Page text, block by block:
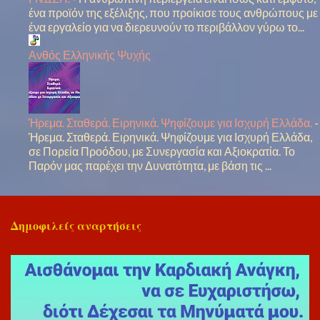
ένα προϊόν της εξέλιξης, που προίκισε τους ανθρώπους με
ένα εργαλείο για να διερευνούν το περιβάλλον γύρω το...
Ανθός Ελληνικής Ψυχής
Ήρεμα. Σταθερά. Ειρηνικά. Ψηφίζουμε για Ισχυρή Ελλάδα. -
Ήρεμα. Σταθερά. Ειρηνικά. Ψηφίζουμε για Ισχυρή Ελλάδα,
σε Πορεία Προόδου, με Συνεργασία και Αξιοκρατία. Το
Παρόν μας παρέχει την Δυνατότητα, με βάση τις ...
Δημοφιλείς αναρτήσεις